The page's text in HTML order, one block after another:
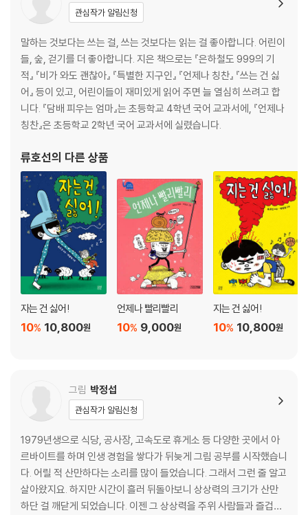
관심작가 알림신청
말하는 것보다는 쓰는 걸, 쓰는 것보다는 읽는 걸 좋아합니다. 어린이
들, 숲, 걷기를 더 좋아합니다. 지은 책으로는 『은하철도 999의 기
적』 『비가 와도 괜찮아』 『특별한 지구인』 『언제나 칭찬』 『쓰는 건 싫
어』 등이 있고, 어린이들이 재미있게 읽어 주면 늘 열심히 쓰려고 합
니다. 『담배 피우는 엄마』는 초등학교 4학년 국어 교과서에, 『언제나
칭찬』은 초등학교 2학년 국어 교과서에 실렸습니다.
류호선의 다른 상품
자는 건 싫어!
10,800원
10%
언제나 빨리빨리
9,000원
10%
지는 건 싫어!
10,800원
10%
그림 박정섭
관심작가 알림신청
1979년생으로 식당, 공사장, 고속도로 휴게소 등 다양한 곳에서 아
르바이트를 하며 인생 경험을 쌓다가 뒤늦게 그림 공부를 시작했습니
다. 어릴 적 산만하다는 소리를 많이 들었습니다. 그래서 그런 줄 알고
살아왔지요. 하지만 시간이 흘러 뒤돌아보니 상상력의 크기가 산만
하단 걸 깨닫게 되었습니다. 이젠 그 상상력을 주위 사람들과 즐겁게